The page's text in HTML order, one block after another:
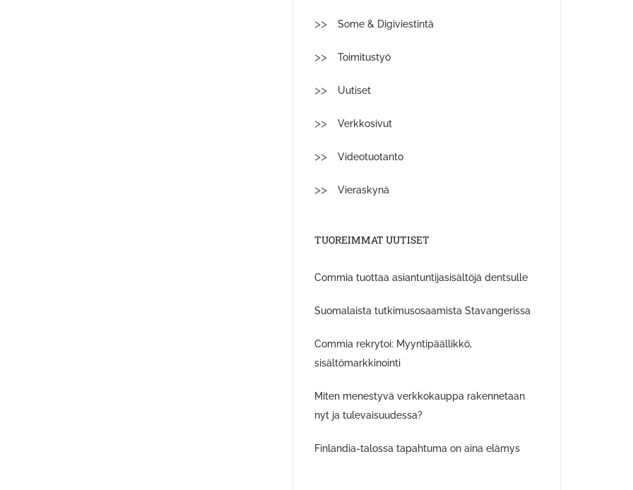
Some & Digiviestintä
Toimitustyö
Uutiset
Verkkosivut
Videotuotanto
Vieraskynä
TUOREIMMAT UUTISET
Commia tuottaa asiantuntijasisältöjä dentsulle
Suomalaista tutkimusosaamista Stavangerissa
Commia rekrytoi: Myyntipäällikkö,
sisältömarkkinointi
Miten menestyvä verkkokauppa rakennetaan
nyt ja tulevaisuudessa?
Finlandia-talossa tapahtuma on aina elämys